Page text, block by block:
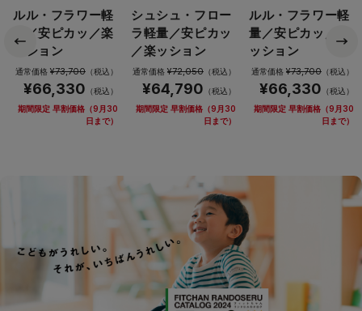
ルル・フラワー軽
量／安ピカッ／楽
ッション
通常価格 ¥73,700 （税込）
¥66,330 （税込）
期間限定 早割価格（9月30
日まで）
シュシュ・フロー
ラ軽量／安ピカッ
／楽ッション
通常価格 ¥72,050 （税込）
¥64,790 （税込）
期間限定 早割価格（9月30
日まで）
ルル・フラワー軽
量／安ピカッ／楽
ッション
通常価格 ¥73,700 （税込）
¥66,330 （税込）
期間限定 早割価格（9月30
日まで）